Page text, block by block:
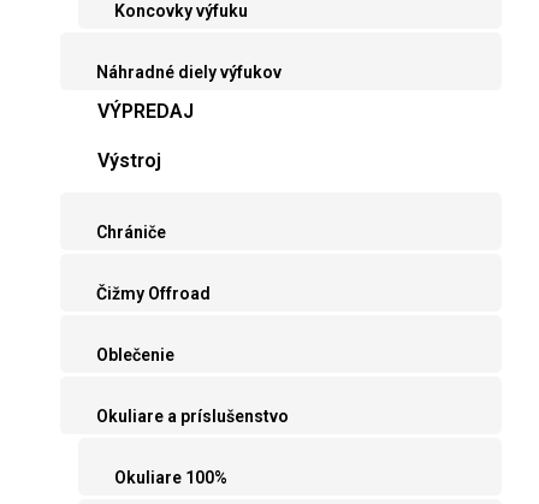
Koncovky výfuku
Náhradné diely výfukov
VÝPREDAJ
Výstroj
Chrániče
Čižmy Offroad
Oblečenie
Okuliare a príslušenstvo
Okuliare 100%